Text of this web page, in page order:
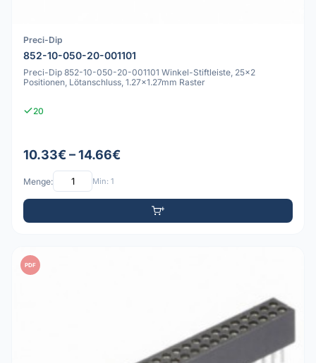
Preci-Dip
852-10-050-20-001101
Preci-Dip 852-10-050-20-001101 Winkel-Stiftleiste, 25x2
Positionen, Lötanschluss, 1.27x1.27mm Raster
20
10.33€ – 14.66€
Menge: Min: 1
PDF